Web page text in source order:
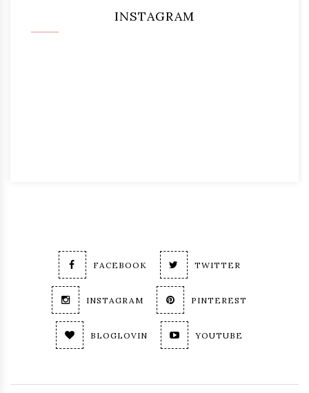
INSTAGRAM
FACEBOOK TWITTER
INSTAGRAM PINTEREST
BLOGLOVIN YOUTUBE